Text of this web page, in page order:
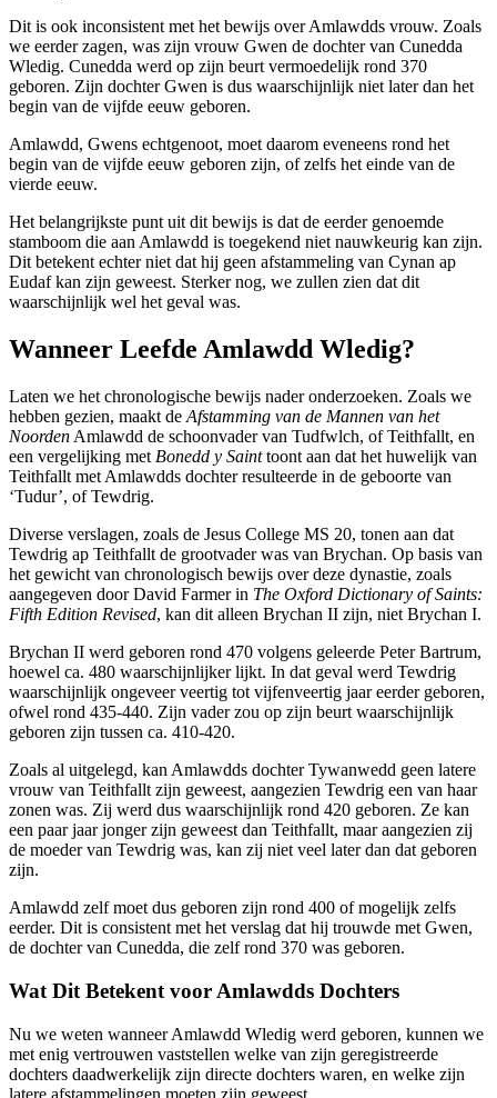
Dit is ook inconsistent met het bewijs over Amlawdds vrouw. Zoals
we eerder zagen, was zijn vrouw Gwen de dochter van Cunedda
Wledig. Cunedda werd op zijn beurt vermoedelijk rond 370
geboren. Zijn dochter Gwen is dus waarschijnlijk niet later dan het
begin van de vijfde eeuw geboren.
Amlawdd, Gwens echtgenoot, moet daarom eveneens rond het
begin van de vijfde eeuw geboren zijn, of zelfs het einde van de
vierde eeuw.
Het belangrijkste punt uit dit bewijs is dat de eerder genoemde
stamboom die aan Amlawdd is toegekend niet nauwkeurig kan zijn.
Dit betekent echter niet dat hij geen afstammeling van Cynan ap
Eudaf kan zijn geweest. Sterker nog, we zullen zien dat dit
waarschijnlijk wel het geval was.
Wanneer Leefde Amlawdd Wledig?
Laten we het chronologische bewijs nader onderzoeken. Zoals we
hebben gezien, maakt de Afstamming van de Mannen van het
Noorden Amlawdd de schoonvader van Tudfwlch, of Teithfallt, en
een vergelijking met Bonedd y Sainttoont aan dat het huwelijk van
Teithfallt met Amlawdds dochter resulteerde in de geboorte van
‘Tudur’, of Tewdrig.
Diverse verslagen, zoals de Jesus College MS 20, tonen aan dat
Tewdrig ap Teithfallt de grootvader was van Brychan. Op basis van
het gewicht van chronologisch bewijs over deze dynastie, zoals
aangegeven door David Farmer in The Oxford Dictionary of Saints:
Fifth Edition Revised, kan dit alleen Brychan II zijn, niet Brychan I.
Brychan II werd geboren rond 470 volgens geleerde Peter Bartrum,
hoewel ca. 480 waarschijnlijker lijkt. In dat geval werd Tewdrig
waarschijnlijk ongeveer veertig tot vijfenveertig jaar eerder geboren,
ofwel rond 435-440. Zijn vader zou op zijn beurt waarschijnlijk
geboren zijn tussen ca. 410-420.
Zoals al uitgelegd, kan Amlawdds dochter Tywanwedd geen latere
vrouw van Teithfallt zijn geweest, aangezien Tewdrig een van haar
zonen was. Zij werd dus waarschijnlijk rond 420 geboren. Ze kan
een paar jaar jonger zijn geweest dan Teithfallt, maar aangezien zij
de moeder van Tewdrig was, kan zij niet veel later dan dat geboren
zijn.
Amlawdd zelf moet dus geboren zijn rond 400 of mogelijk zelfs
eerder. Dit is consistent met het verslag dat hij trouwde met Gwen,
de dochter van Cunedda, die zelf rond 370 was geboren.
Wat Dit Betekent voor Amlawdds Dochters
Nu we weten wanneer Amlawdd Wledig werd geboren, kunnen we
met enig vertrouwen vaststellen welke van zijn geregistreerde
dochters daadwerkelijk zijn directe dochters waren, en welke zijn
latere afstammelingen moeten zijn geweest.